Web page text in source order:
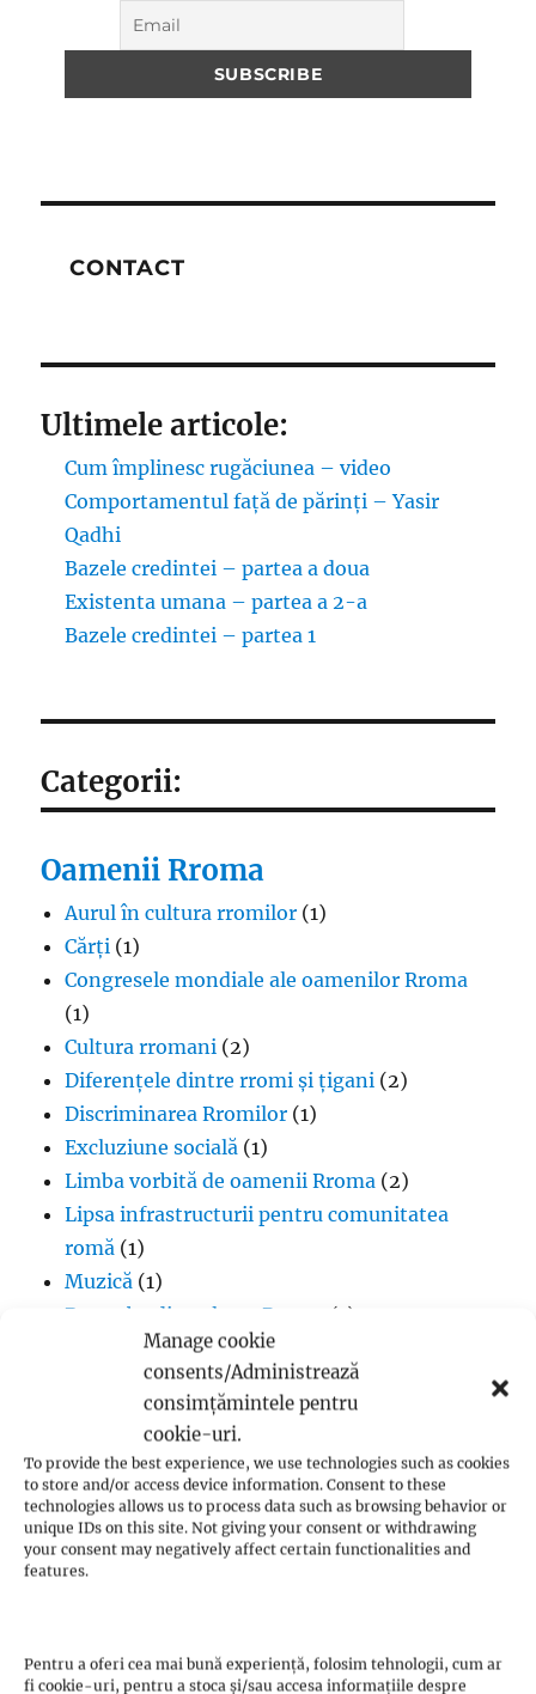
Manage cookie
consents/Administrează
consimțămintele pentru
cookie-uri.
To provide the best experience, we use technologies such as cookies
to store and/or access device information. Consent to these
technologies allows us to process data such as browsing behavior or
unique IDs on this site. Not giving your consent or withdrawing
your consent may negatively affect certain functionalities and
features.
Pentru a oferi cea mai bună experiență, folosim tehnologii, cum ar
fi cookie-uri, pentru a stoca și/sau accesa informațiile despre
CONTACT
Ultimele articole:
Cum împlinesc rugăciunea – video
Comportamentul față de părinți – Yasir
Qadhi
Bazele credintei – partea a doua
Existenta umana – partea a 2-a
Bazele credintei – partea 1
Categorii:
Oamenii Rroma
Aurul în cultura rromilor (1)
Cărți (1)
Congresele mondiale ale oamenilor Rroma
(1)
Cultura rromani (2)
Diferențele dintre rromi și țigani (2)
Discriminarea Rromilor (1)
Excluziune socială (1)
Limba vorbită de oamenii Rroma (2)
Lipsa infrastructurii pentru comunitatea
romă (1)
Muzică (1)
Proverbe din cultura Rroma
(1)
Romii și cultul creștin(1)
Rromii căldărari: tradiții și meșteșuguri
Rromii în melodiile trupei Pheonix
Rromii slătari: tradiții și istorie
Sclavia rromilor(1)
Steagul oamenilor Rroma(1)
Vlax Romani(1)